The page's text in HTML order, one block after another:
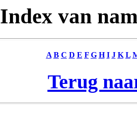
Index van
A B C D E F G H I J K L
Terug